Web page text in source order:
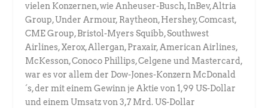
vielen Konzernen, wie Anheuser-Busch, InBev, Altria
Group, Under Armour, Raytheon, Hershey, Comcast,
CME Group, Bristol-Myers Squibb, Southwest
Airlines, Xerox, Allergan, Praxair, American Airlines,
McKesson, Conoco Phillips, Celgene und Mastercard,
war es vor allem der Dow-Jones-Konzern McDonald
´s, der mit einem Gewinn je Aktie von 1,99 US-Dollar
und einem Umsatz von 3,7 Mrd. US-Dollar